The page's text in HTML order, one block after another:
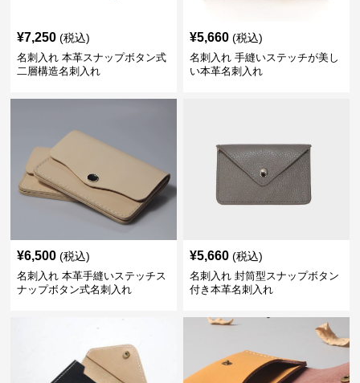
¥7,250 (税込)
名刺入れ 本革スナップボタン式
二層構造名刺入れ
¥5,660 (税込)
名刺入れ 手縫いステッチが美し
い本革名刺入れ
¥6,500 (税込)
名刺入れ 本革手縫いステッチス
ナップボタン式名刺入れ
¥5,660 (税込)
名刺入れ 封筒型スナップボタン
付き本革名刺入れ